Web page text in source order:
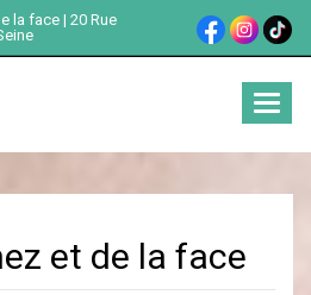
la face | 20 Rue
Ouvrir
menu
et de la face